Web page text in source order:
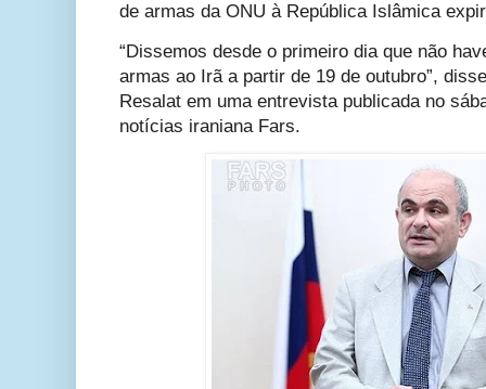
de armas da ONU à República Islâmica
“Dissemos desde o primeiro dia que não
armas ao Irã a partir de 19 de outubro”,
Resalat em uma entrevista publicada no
notícias iraniana Fars.